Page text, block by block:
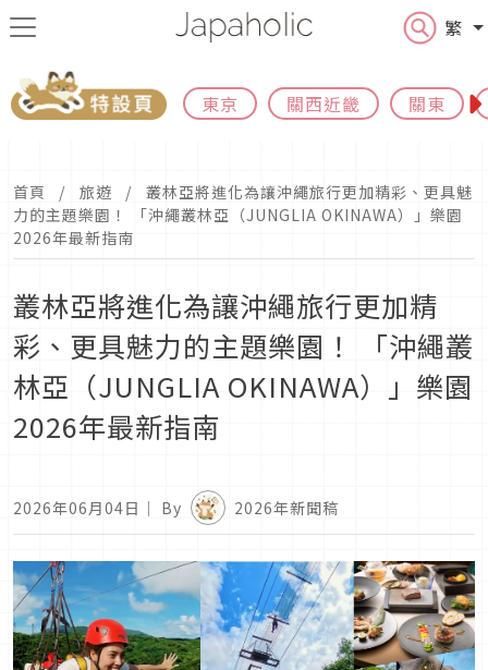
繁
東京 關西近畿 關東
首頁 旅遊
叢林亞將進化為讓沖繩旅行更加精彩、更具魅
力的主題樂園！ 「沖繩叢林亞（JUNGLIA OKINAWA）」樂園
2026年最新指南
叢林亞將進化為讓沖繩旅行更加精
彩、更具魅力的主題樂園！ 「沖繩叢
林亞（JUNGLIA OKINAWA）」樂園
2026年最新指南
2026年06月04日 ｜ By 2026年新聞稿